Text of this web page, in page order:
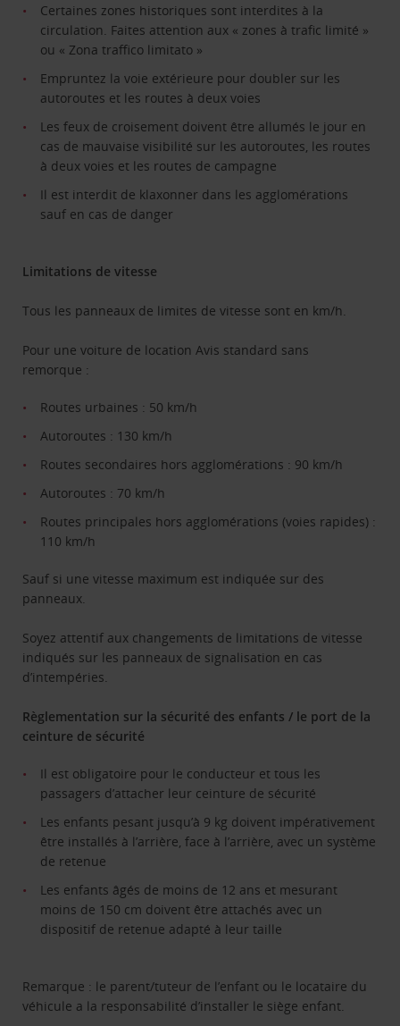
Certaines zones historiques sont interdites à la
circulation. Faites attention aux « zones à trafic limité »
ou « Zona traffico limitato »
Empruntez la voie extérieure pour doubler sur les
autoroutes et les routes à deux voies
Les feux de croisement doivent être allumés le jour en
cas de mauvaise visibilité sur les autoroutes, les routes
à deux voies et les routes de campagne
Il est interdit de klaxonner dans les agglomérations
sauf en cas de danger
Limitations de vitesse
Tous les panneaux de limites de vitesse sont en km/h.
Pour une voiture de location Avis standard sans
remorque :
Routes urbaines : 50 km/h
Autoroutes : 130 km/h
Routes secondaires hors agglomérations : 90 km/h
Autoroutes : 70 km/h
Routes principales hors agglomérations (voies rapides) :
110 km/h
Sauf si une vitesse maximum est indiquée sur des
panneaux.
Soyez attentif aux changements de limitations de vitesse
indiqués sur les panneaux de signalisation en cas
d’intempéries.
Règlementation sur la sécurité des enfants / le port de la
ceinture de sécurité
Il est obligatoire pour le conducteur et tous les
passagers d’attacher leur ceinture de sécurité
Les enfants pesant jusqu’à 9 kg doivent impérativement
être installés à l’arrière, face à l’arrière, avec un système
de retenue
Les enfants âgés de moins de 12 ans et mesurant
moins de 150 cm doivent être attachés avec un
dispositif de retenue adapté à leur taille
Remarque : le parent/tuteur de l’enfant ou le locataire du
véhicule a la responsabilité d’installer le siège enfant.